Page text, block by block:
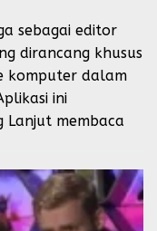
sebagai editor
dirancang khusus
komputer dalam
ini
Lanjut membaca